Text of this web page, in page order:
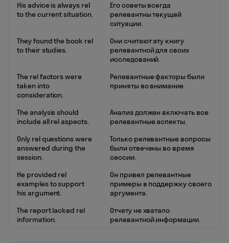
His advice is always rel
to the current situation.
Его советы всегда
релевантны текущей
ситуации.
They found the book rel
to their studies.
Они считают эту книгу
релевантной для своих
исследований.
The rel factors were
taken into
consideration.
Релевантные факторы были
приняты во внимание.
The analysis should
include all rel aspects.
Анализ должен включать все
релевантные аспекты.
Only rel questions were
answered during the
session.
Только релевантные вопросы
были отвечены во время
сессии.
He provided rel
examples to support
his argument.
Он привел релевантные
примеры в поддержку своего
аргумента.
The report lacked rel
information.
Отчету не хватало
релевантной информации.